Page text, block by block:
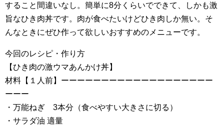
すること間違いなし。簡単に8分くらいでできて、しかも激
旨なひき肉丼です。肉が食べたいけどひき肉しか無い。そ
んなときにぜひ作って欲しいおすすめのメニューです。
今回のレシピ・作り方
【ひき肉の激ウマあんかけ丼】
材料【１人前】ーーーーーーーーーーーーーーーーーーー
ーーー
・万能ねぎ 3本分（食べやすい大きさに切る）
・サラダ油 適量